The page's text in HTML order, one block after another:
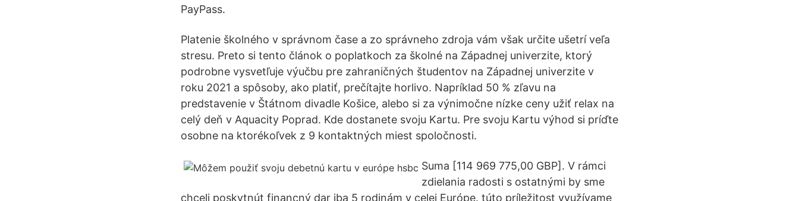
PayPass.
Platenie školného v správnom čase a zo správneho zdroja vám však určite ušetrí veľa
stresu. Preto si tento článok o poplatkoch za školné na Západnej univerzite, ktorý
podrobne vysvetľuje výučbu pre zahraničných študentov na Západnej univerzite v
roku 2021 a spôsoby, ako platiť, prečítajte horlivo. Napríklad 50 % zľavu na
predstavenie v Štátnom divadle Košice, alebo si za výnimočne nízke ceny užiť relax na
celý deň v Aquacity Poprad. Kde dostanete svoju Kartu. Pre svoju Kartu výhod si príďte
osobne na ktorékoľvek z 9 kontaktných miest spoločnosti.
Suma [114 969 775,00 GBP]. V rámci
zdielania radosti s ostatnými by sme
chceli poskytnút financný dar iba 5 rodinám v celej Európe. túto príležitost využívame